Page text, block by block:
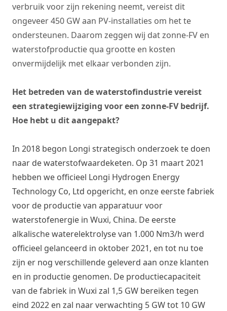
verbruik voor zijn rekening neemt, vereist dit
ongeveer 450 GW aan PV-installaties om het te
ondersteunen. Daarom zeggen wij dat zonne-FV en
waterstofproductie qua grootte en kosten
onvermijdelijk met elkaar verbonden zijn.
Het betreden van de waterstofindustrie vereist
een strategiewijziging voor een zonne-FV bedrijf.
Hoe hebt u dit aangepakt?
In 2018 begon Longi strategisch onderzoek te doen
naar de waterstofwaardeketen. Op 31 maart 2021
hebben we officieel Longi Hydrogen Energy
Technology Co, Ltd opgericht, en onze eerste fabriek
voor de productie van apparatuur voor
waterstofenergie in Wuxi, China. De eerste
alkalische waterelektrolyse van 1.000 Nm3/h werd
officieel gelanceerd in oktober 2021, en tot nu toe
zijn er nog verschillende geleverd aan onze klanten
en in productie genomen. De productiecapaciteit
van de fabriek in Wuxi zal 1,5 GW bereiken tegen
eind 2022 en zal naar verwachting 5 GW tot 10 GW